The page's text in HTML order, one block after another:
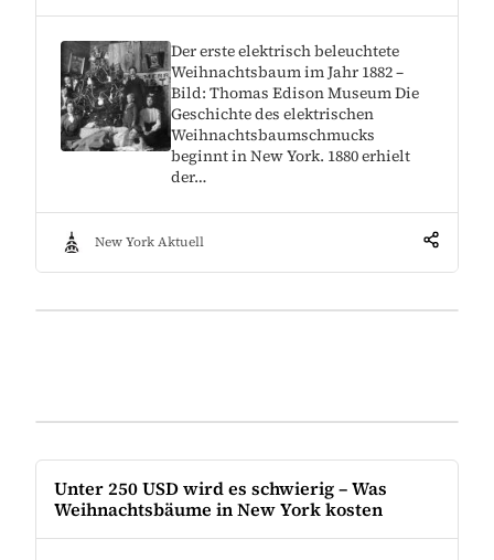
Der erste elektrisch beleuchtete
Weihnachtsbaum im Jahr 1882 –
Bild: Thomas Edison Museum Die
Geschichte des elektrischen
Weihnachtsbaumschmucks
beginnt in New York. 1880 erhielt
der…
New York Aktuell
Unter 250 USD wird es schwierig – Was
Weihnachtsbäume in New York kosten